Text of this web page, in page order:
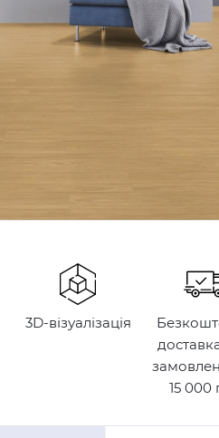
3D-візуалізація
15 000